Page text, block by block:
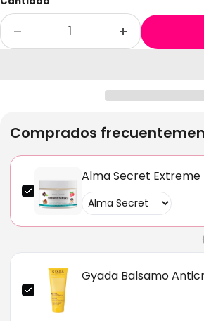
Comprados
Alma Secret
Gyada Balsamo